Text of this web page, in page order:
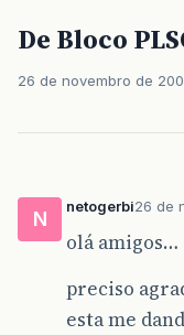
De Bloco
26 de novembro de
N
netogerbi26 de
olá amigos…
preciso
esta me